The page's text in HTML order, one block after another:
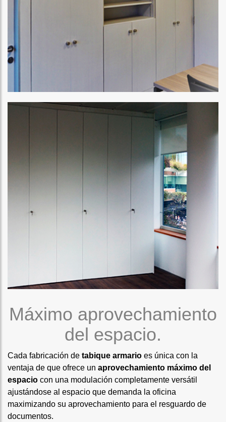
Máximo aprovechamiento
del espacio.
Cada fabricación de tabique armario es única con la
ventaja de que ofrece un aprovechamiento máximo del
espacio con una modulación completamente versátil
ajustándose al espacio que demanda la oficina
maximizando su aprovechamiento para el resguardo de
documentos.